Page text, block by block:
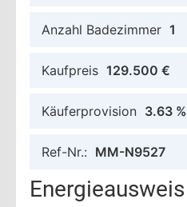
Anzahl Badezimmer 1
Kaufpreis 129.500 €
Käuferprovision 3.63 %
Ref-Nr.: MM-N9527
Energieausweis